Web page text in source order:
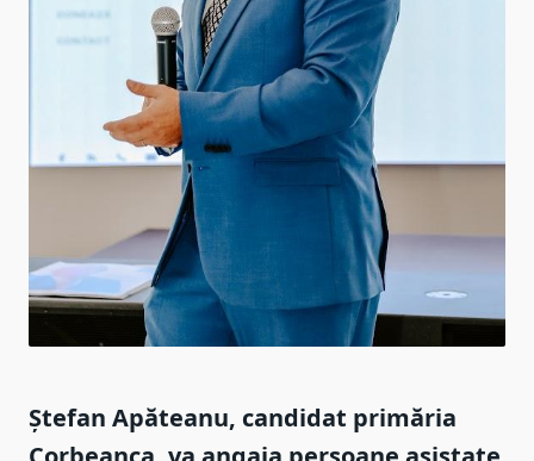
Ștefan Apăteanu, candidat primăria